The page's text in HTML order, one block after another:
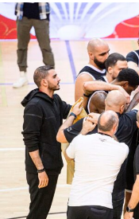
لوضع خطة للنهوض
الحالي.
لكرة القدم علي أنه
بما تشعر به
عقد اجتماع يوم
4 / 2 / 2024 لدراسة التقارير الفنية
والمشرف على
كل ما هو ممكن
في الفترة المقبلة.